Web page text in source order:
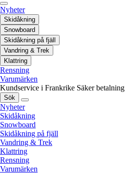
Nyheter
Skidåkning
Snowboard
Skidåkning på fjäll
Vandring & Trek
Klattring
Rensning
Varumärken
Kundservice i Frankrike Säker betalning
Sök
Nyheter
Skidåkning
Snowboard
Skidåkning på fjäll
Vandring & Trek
Klattring
Rensning
Varumärken